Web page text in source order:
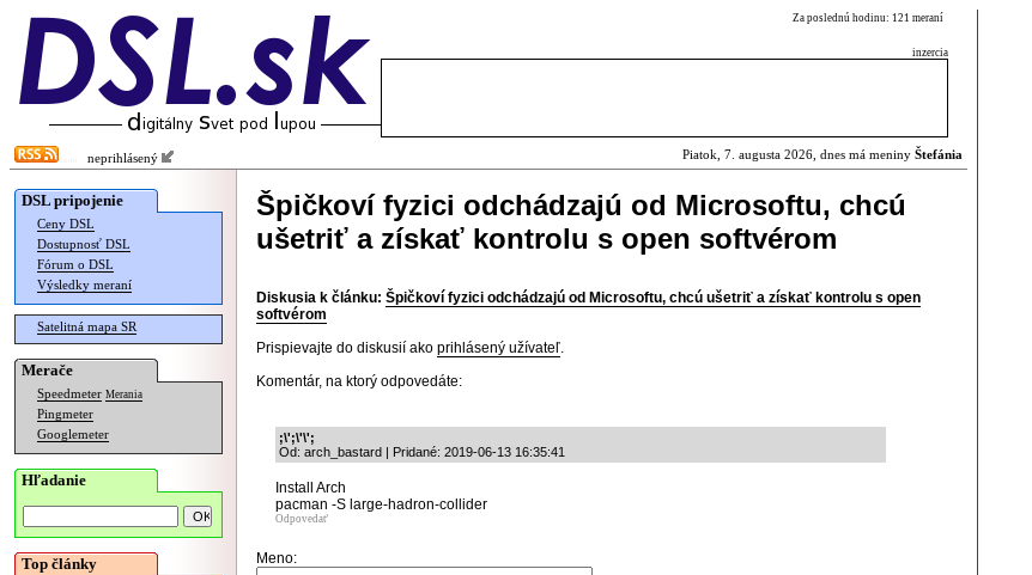
Za poslednú hodinu: 121 meraní
inzercia
neprihlásený Piatok, 7. augusta 2026, dnes má meniny Štefánia
DSL pripojenie
Ceny DSL
Dostupnosť DSL
Fórum o DSL
Výsledky meraní
Satelitná mapa SR
Merače
Speedmeter Merania
Pingmeter
Googlemeter
Hľadanie
Top články
Špičkoví fyzici odchádzajú od Microsoftu, chcú
ušetriť a získať kontrolu s open softvérom
Diskusia k článku: Špičkoví fyzici odchádzajú od Microsoftu, chcú ušetriť a získať kontrolu s open
softvérom
Prispievajte do diskusií ako prihlásený užívateľ.
Komentár, na ktorý odpovedáte:
;\';\'\';
Od: arch_bastard | Pridané: 2019-06-13 16:35:41
Install Arch
pacman -S large-hadron-collider
Odpovedať
Meno: